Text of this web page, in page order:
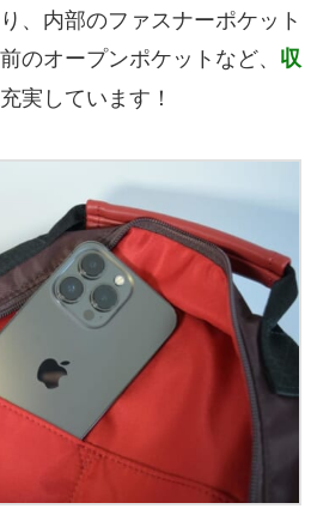
、内部のファスナーポケット
のオープンポケットなど、 収
実しています！